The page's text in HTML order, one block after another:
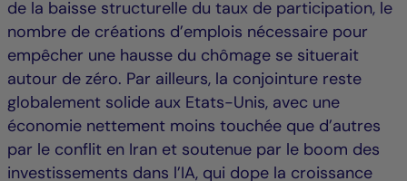
de la baisse structurelle du taux de participation, le
nombre de créations d’emplois nécessaire pour
empêcher une hausse du chômage se situerait
autour de zéro. Par ailleurs, la conjointure reste
globalement solide aux Etats-Unis, avec une
économie nettement moins touchée que d’autres
par le conflit en Iran et soutenue par le boom des
investissements dans l’IA, qui dope la croissance